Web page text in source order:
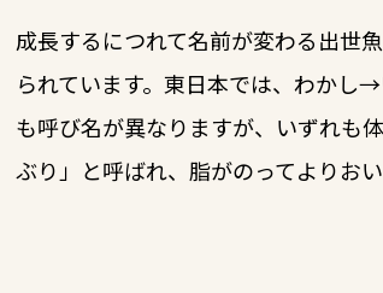
成長するにつれて名前が変わる出世
られています。東日本では、わか
も呼び名が異なりますが、いずれも
ぶり」と呼ばれ、脂がのってよりおい